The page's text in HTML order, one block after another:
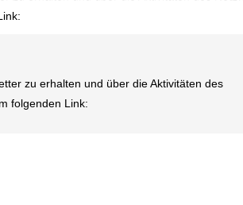
zu erhalten und über die Aktivitäten des
folgenden Link: